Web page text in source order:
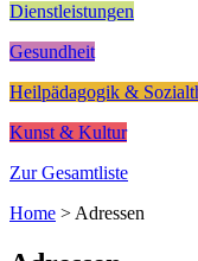
Dienstleistungen
Gesundheit
Heilpädagogik &
Kunst & Kultur
Zur Gesamtliste
Home > Adressen